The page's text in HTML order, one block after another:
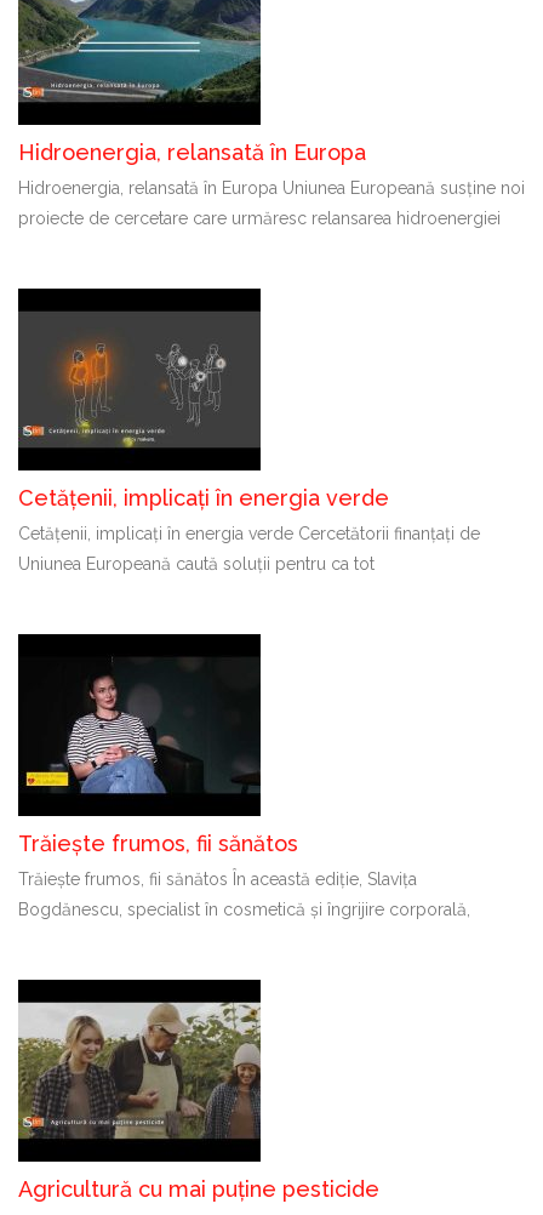
Hidroenergia, relansată în Europa
Hidroenergia, relansată în Europa Uniunea Europeană susține noi
proiecte de cercetare care urmăresc relansarea hidroenergiei
Cetățenii, implicați în energia verde
Cetățenii, implicați în energia verde Cercetătorii finanțați de
Uniunea Europeană caută soluții pentru ca tot
Trăiește frumos, fii sănătos
Trăiește frumos, fii sănătos În această ediție, Slavița
Bogdănescu, specialist în cosmetică și îngrijire corporală,
Agricultură cu mai puține pesticide